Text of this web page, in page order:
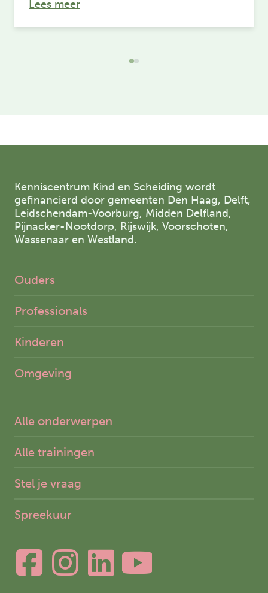
Lees meer
Kenniscentrum Kind en Scheiding wordt
gefinancierd door gemeenten Den Haag, Delft,
Leidschendam-Voorburg, Midden Delfland,
Pijnacker-Nootdorp, Rijswijk, Voorschoten,
Wassenaar en Westland.
Ouders
Professionals
Kinderen
Omgeving
Alle onderwerpen
Alle trainingen
Stel je vraag
Spreekuur